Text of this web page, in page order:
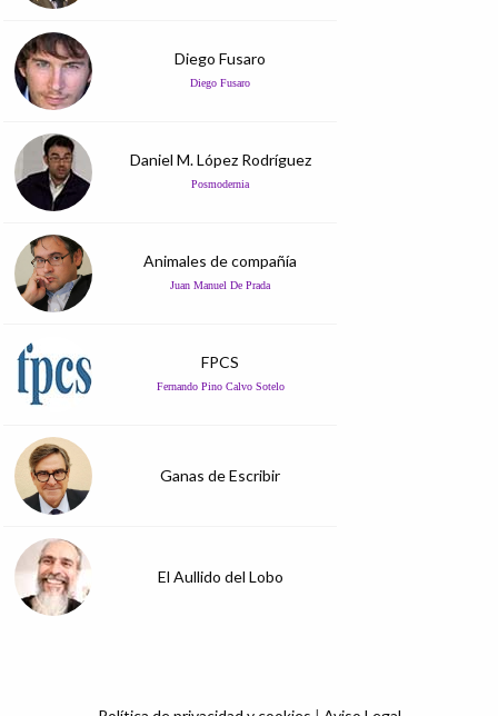
Diego Fusaro
Diego Fusaro
Daniel M. López Rodríguez
Posmodernia
Animales de compañía
Juan Manuel De Prada
FPCS
Fernando Pino Calvo Sotelo
Ganas de Escribir
El Aullido del Lobo